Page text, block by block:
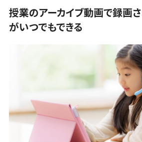
授業のアーカイブ動画で録画
がいつでもできる